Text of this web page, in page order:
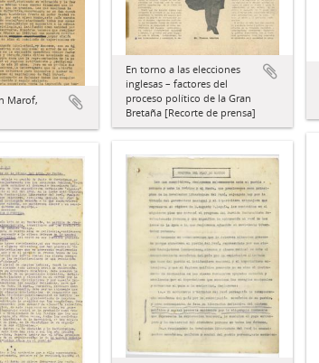
En torno a las elecciones
inglesas – factores del
proceso político de la Gran
Bretaña [Recorte de prensa]
Marof,